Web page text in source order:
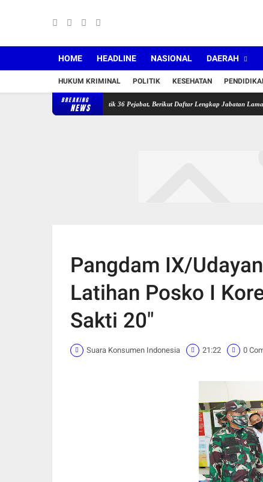
HOME HEADLINE NASIONAL DAERAH
HUKUM KRIMINAL POLITIK KESEHATAN
BREAKING
NEWS
Bupati Lombok Timur Lantik 36 Pejabat, Berikut Daftar Lengkap Jabatan Lama dan
Pangdam IX/
Latihan Posko I
Sakti 20"
Suara Konsumen Indonesia 21:22 0